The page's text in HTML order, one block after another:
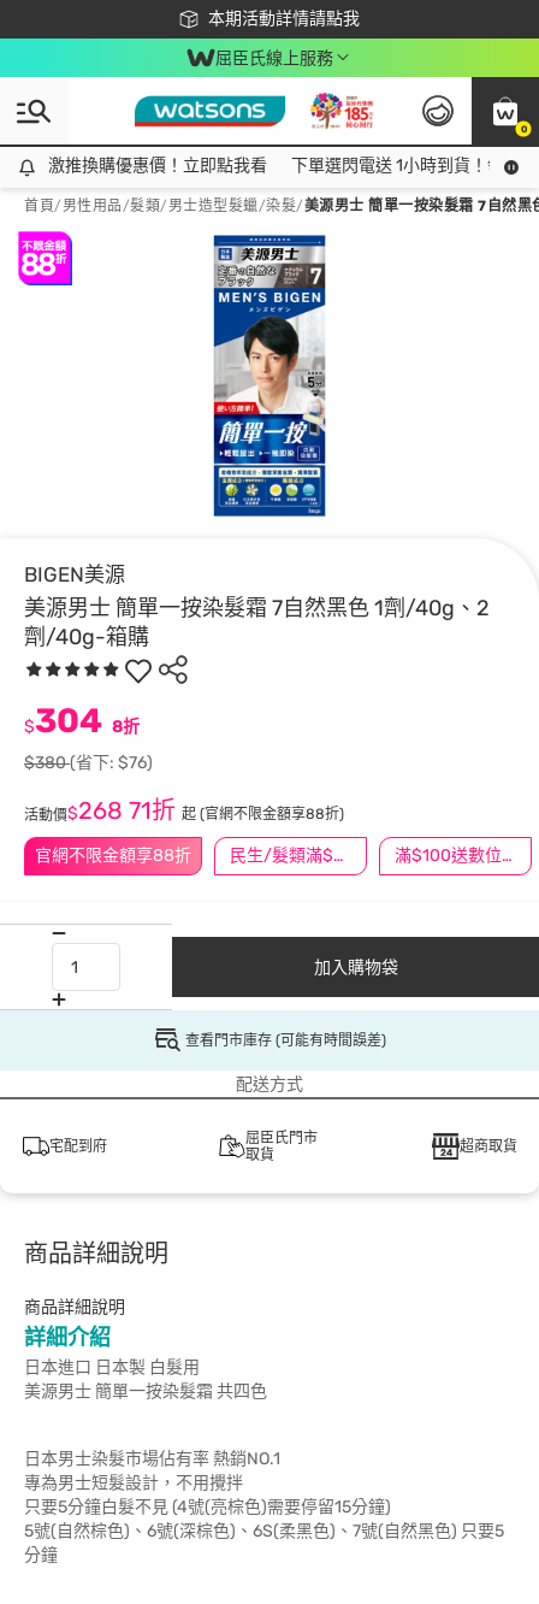
本期活動詳情請點我
下載app最高回饋$350
屈臣氏線上服務
0
激推換購優惠價！立即點我看
激推換購優惠價！立即點我看 下單選閃電送 1小時到貨！領神
首頁/ 男性用品/髮類/ 男士造型髮蠟/染髮/美源男士 簡單一按染髮霜 7自然
BIGEN美源
美源男士 簡單一按染髮霜 7自然黑色 1劑/40g、2
劑/40g-箱購
官網不限金額享88折 民生/髮類滿$388送舒潔冰巾 滿$100送數位印花
$304 8折
$380(省下: $76)
活動價$268 71折 起 (官網不限金額享88折)
加入購物袋
查看門市庫存 (可能有時間誤差)
配送方式
宅配到府
屈臣氏門市
取貨
超商取貨
商品詳細說明
商品詳細說明
詳細介紹
日本進口 日本製 白髮用
美源男士 簡單一按染髮霜 共四色
日本男士染髮市場佔有率 熱銷NO.1
專為男士短髮設計，不用攪拌
只要5分鐘白髮不見 (4號(亮棕色)需要停留15分鐘)
5號(自然棕色)、6號(深棕色)、6S(柔黑色)、7號(自然黑色) 只要5
分鐘